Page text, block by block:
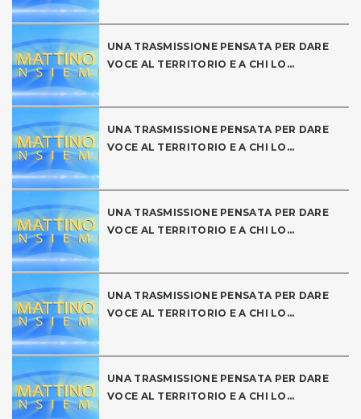
UNA TRASMISSIONE PENSATA PER DARE
VOCE AL TERRITORIO E A CHI LO...
UNA TRASMISSIONE PENSATA PER DARE
VOCE AL TERRITORIO E A CHI LO...
UNA TRASMISSIONE PENSATA PER DARE
VOCE AL TERRITORIO E A CHI LO...
UNA TRASMISSIONE PENSATA PER DARE
VOCE AL TERRITORIO E A CHI LO...
UNA TRASMISSIONE PENSATA PER DARE
VOCE AL TERRITORIO E A CHI LO...